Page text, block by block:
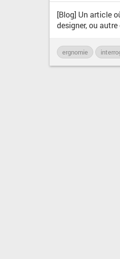
[Blog] Un article
designer, ou
ergnomie